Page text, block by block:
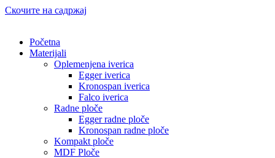
Скочите на садржај
Početna
Materijali
Oplemenjena iverica
Egger iverica
Kronospan iverica
Falco iverica
Radne ploče
Egger radne ploče
Kronospan radne ploče
Kompakt ploče
MDF Ploče